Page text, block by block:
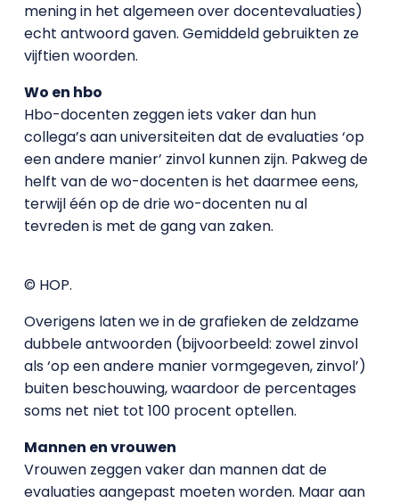
mening in het algemeen over docentevaluaties)
echt antwoord gaven. Gemiddeld gebruikten ze
vijftien woorden.
Wo en hbo
Hbo-docenten zeggen iets vaker dan hun
collega’s aan universiteiten dat de evaluaties ‘op
een andere manier’ zinvol kunnen zijn. Pakweg de
helft van de wo-docenten is het daarmee eens,
terwijl één op de drie wo-docenten nu al
tevreden is met de gang van zaken.
© HOP.
Overigens laten we in de grafieken de zeldzame
dubbele antwoorden (bijvoorbeeld: zowel zinvol
als ‘op een andere manier vormgegeven, zinvol’)
buiten beschouwing, waardoor de percentages
soms net niet tot 100 procent optellen.
Mannen en vrouwen
Vrouwen zeggen vaker dan mannen dat de
evaluaties aangepast moeten worden. Maar aan